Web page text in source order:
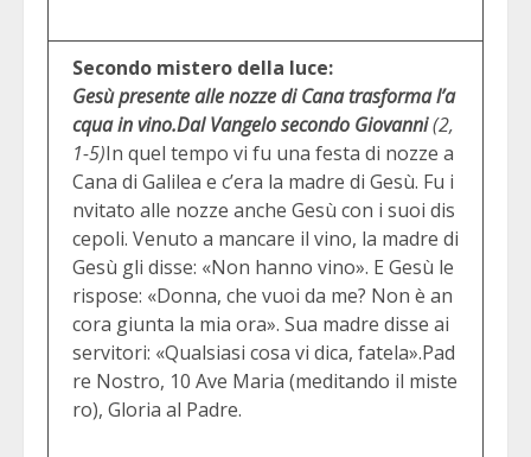
Secondo mistero della luce:
Gesù presente alle nozze di Cana trasforma l’a
cqua in vino.Dal Vangelo secondo Giovanni(2,
1-5)In quel tempo vi fu una festa di nozze a
Cana di Galilea e c’era la madre di Gesù. Fu i
nvitato alle nozze anche Gesù con i suoi dis
cepoli. Venuto a mancare il vino, la madre di
Gesù gli disse: «Non hanno vino». E Gesù le
rispose: «Donna, che vuoi da me? Non è an
cora giunta la mia ora». Sua madre disse ai
servitori: «Qualsiasi cosa vi dica, fatela».Pad
re Nostro, 10 Ave Maria (meditando il miste
ro), Gloria al Padre.